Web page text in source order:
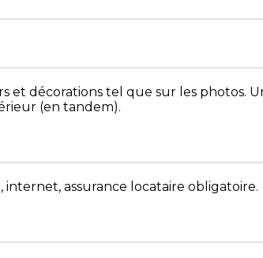
et décorations tel que sur les photos.
(en tandem).
assurance locataire obligatoire.